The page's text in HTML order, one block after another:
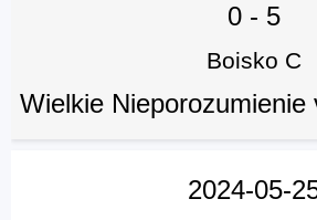
0 - 5
Boisko C
Wielkie Nieporozumienie
2024-05-